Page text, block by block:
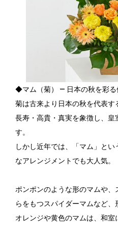
◆マム（菊） ― 日本の秋を彩る
菊は古来より日本の秋を代表す
長寿・高貴・真実を象徴し、皇
す。
しかし近年では、「マム」と
なアレンジメントでも大人気。
ポンポンのような形のマムや
らをもつスパイダーマムなど、
オレンジや黄色のマムは、和